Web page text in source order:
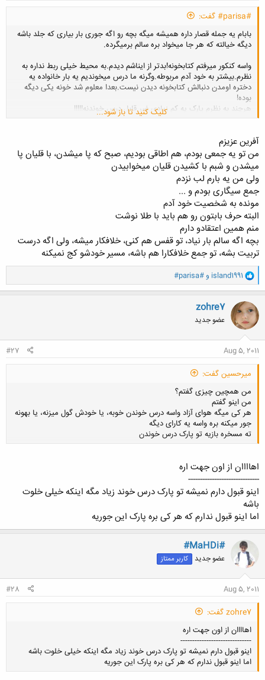
#parisa# گفت:
بابام یه جمله قصار داره همیشه میگه بچه رو اگه جوری بار بیاری که جلد باشه
دیگه خیالته که هر جا میخواد بره سالم برمیگرده.
واسه کنکور میرفتم کتابخونه!بدتر از ایناشم دیدم.به محیط خیلی ربط نداره به
نظرم.بیشتر به خود آدم مربوطه.وگرنه ما درس میخوندیم یه بار خانواده یه
دختره اومدن دنبالش کتابخونه دیدن نیست.بعدا معلوم شد خونه یکی دیگه
بوده!
هرچند به نظرم پارک یه کم زیادی غیر قابل درس خوندنه!!!!!
کلیک کنید تا باز شود...
آفرین عزیزم
من تو یه جمعی بودم، هم اطاقی بودیم، صبح که پا میشدن، با قلیان پا
میشدن و شبم با کشیدن قلیان میخوابیدن
ولی من یه بارم لب نزدم
جمع سیگاری بودم و ...
مونده به شخصیت خود آدم
البته حرف بابتون رو هم باید با طلا نوشت
منم همین اعتقادو دارم
بچه اگه سالم بار نیاد، تو قفس هم کنی، خلافکار میشه، ولی اگه درست
تربیت بشه، تو جمع خلافکارا هم باشه، مسیر خودشو کج نمیکنه
و
ا
ک
ن
ش
ه
ا
island1991 و #parisa#
zohre7
عضو جدید
Aug 5, 2011
#27
میرحسین گفت:
من همچین چیزی گفتم؟
من اینو گفتم
هر کی میگه هوای آزاد واسه درس خوندن خوبه، یا خودش گول میزنه، یا بهونه
جور میکنه بره واسه یه کارای دیگه
ته مسخره بازیه تو پارک درس خوندن
اهاااان از اون جهت اره
------------------------------
اینو قبول دارم نمیشه تو پارک درس خوند زیاد مگه اینکه خیلی خلوت
باشه
اما اینو قبول ندارم که هر کی بره پارک این جوریه
#MaHDi#
عضو جدید کاربر ممتاز
Aug 5, 2011
#28
zohre7 گفت:
اهاااان از اون جهت اره
------------------------------
اینو قبول دارم نمیشه تو پارک درس خوند زیاد مگه اینکه خیلی خلوت باشه
اما اینو قبول ندارم که هر کی بره پارک این جوریه